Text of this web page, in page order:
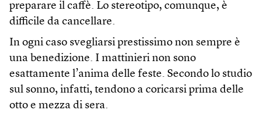
preparare il caffè. Lo stereotipo, comunque, è
difficile da cancellare.
In ogni caso svegliarsi prestissimo non sempre è
una benedizione. I mattinieri non sono
esattamente l’anima delle feste. Secondo lo studio
sul sonno, infatti, tendono a coricarsi prima delle
otto e mezza di sera.